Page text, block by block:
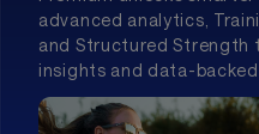
advanced analytics,
and Structured Strength
insights and data-backed